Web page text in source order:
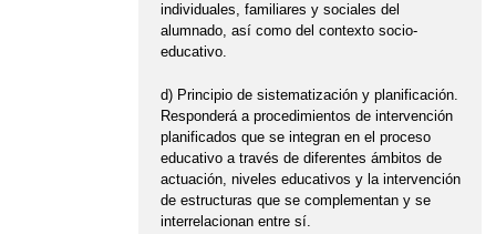
individuales, familiares y sociales del
alumnado, así como del contexto socio-
educativo.
d) Principio de sistematización y planificación.
Responderá a procedimientos de intervención
planificados que se integran en el proceso
educativo a través de diferentes ámbitos de
actuación, niveles educativos y la intervención
de estructuras que se complementan y se
interrelacionan entre sí.